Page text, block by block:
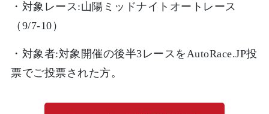
・対象レース:山陽 ミッドナイトオートレース
（9/7-10 ）
・対象者:対象開催の後半3レースをAutoRace.JP投
票でご投票された方。